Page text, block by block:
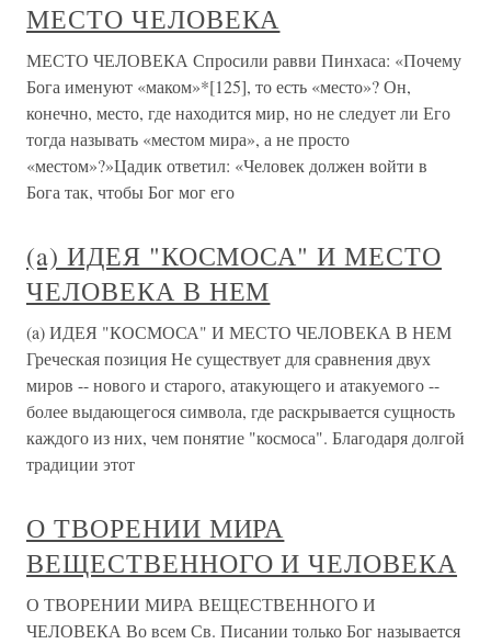
МЕСТО ЧЕЛОВЕКА
МЕСТО ЧЕЛОВЕКА Спросили равви Пинхаса: «Почему
Бога именуют «маком»*[125], то есть «место»? Он,
конечно, место, где находится мир, но не следует ли Его
тогда называть «местом мира», а не просто
«местом»?»Цадик ответил: «Человек должен войти в
Бога так, чтобы Бог мог его
(a) ИДЕЯ "КОСМОСА" И МЕСТО
ЧЕЛОВЕКА В НЕМ
(a) ИДЕЯ "КОСМОСА" И МЕСТО ЧЕЛОВЕКА В НЕМ
Греческая позиция Не существует для сравнения двух
миров -- нового и старого, атакующего и атакуемого --
более выдающегося символа, где раскрывается сущность
каждого из них, чем понятие "космоса". Благодаря долгой
традиции этот
О ТВОРЕНИИ МИРА
ВЕЩЕСТВЕННОГО И ЧЕЛОВЕКА
О ТВОРЕНИИ МИРА ВЕЩЕСТВЕННОГО И
ЧЕЛОВЕКА Во всем Св. Писании только Бог называется